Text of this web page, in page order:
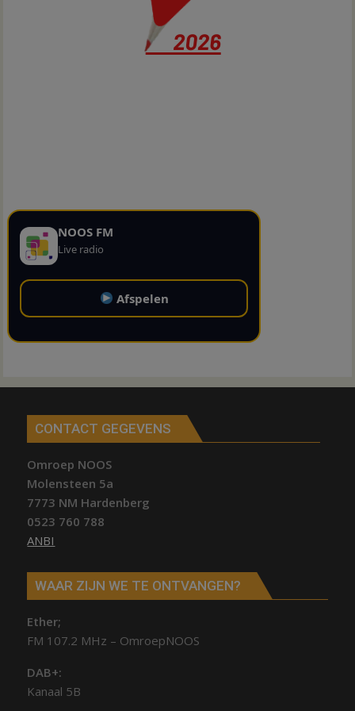
NOOS FM
Live radio
Afspelen
CONTACT GEGEVENS
Omroep NOOS
Molensteen 5a
7773 NM Hardenberg
0523 760 788
ANBI
WAAR ZIJN WE TE ONTVANGEN?
Ether;
FM 107.2 MHz – OmroepNOOS
DAB+:
Kanaal 5B